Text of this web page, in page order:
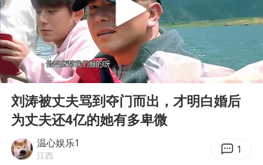
看守所辅警收受10万获刑1年
台风白海豚进入48小时警戒线
吉林一“温度计大楼”读数爆表
24小时不关空调 电费会更低吗
宇树科技王兴兴身家有望超200亿元
Play
00:00 02:58
刘涛被丈夫骂到夺门而出，才明白婚后
为丈夫还4亿的她有多卑微
温心娱乐1
江西 1